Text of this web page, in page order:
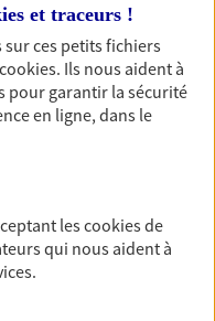
épargne : achat
ou voyage autour
et
et traceurs !
ces petits fichiers
cookies. Ils nous aident à
pour garantir la sécurité
en ligne, dans le
lescookiesde
qui nous aident à